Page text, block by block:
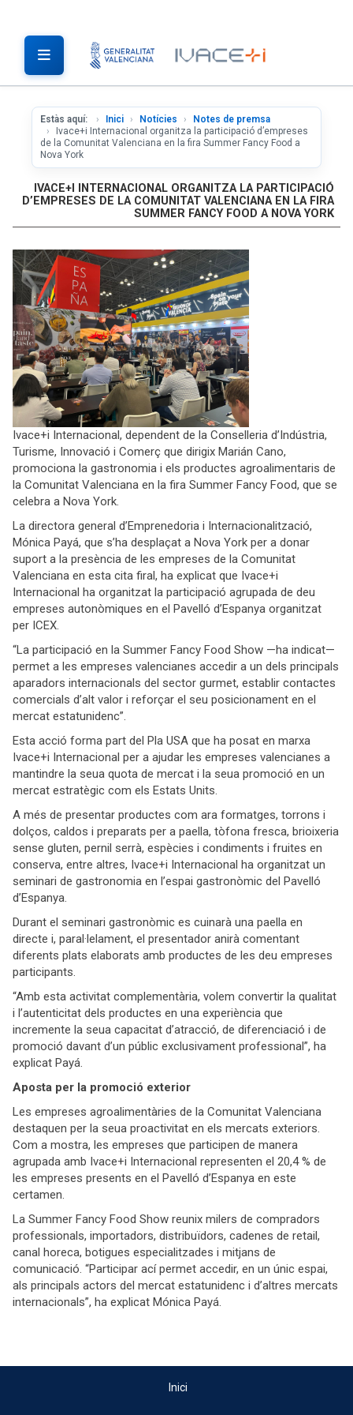
Estàs aquí: Inici Notícies
Notes de premsa
Ivace+i Internacional organitza la participació d’empreses
de la Comunitat Valenciana en la fira Summer Fancy Food a
Nova York
IVACE+I INTERNACIONAL ORGANITZA LA PARTICIPACIÓ
D’EMPRESES DE LA COMUNITAT VALENCIANA EN LA FIRA
SUMMER FANCY FOOD A NOVA YORK
Ivace+i Internacional, dependent de la Conselleria d’Indústria,
Turisme, Innovació i Comerç que dirigix Marián Cano,
promociona la gastronomia i els productes agroalimentaris de
la Comunitat Valenciana en la fira Summer Fancy Food, que se
celebra a Nova York.
La directora general d’Emprenedoria i Internacionalització,
Mónica Payá, que s’ha desplaçat a Nova York per a donar
suport a la presència de les empreses de la Comunitat
Valenciana en esta cita firal, ha explicat que Ivace+i
Internacional ha organitzat la participació agrupada de deu
empreses autonòmiques en el Pavelló d’Espanya organitzat
per ICEX.
“La participació en la Summer Fancy Food Show —ha indicat—
permet a les empreses valencianes accedir a un dels principals
aparadors internacionals del sector gurmet, establir contactes
comercials d’alt valor i reforçar el seu posicionament en el
mercat estatunidenc”.
Esta acció forma part del Pla USA que ha posat en marxa
Ivace+i Internacional per a ajudar les empreses valencianes a
mantindre la seua quota de mercat i la seua promoció en un
mercat estratègic com els Estats Units.
A més de presentar productes com ara formatges, torrons i
dolços, caldos i preparats per a paella, tòfona fresca, brioixeria
sense gluten, pernil serrà, espècies i condiments i fruites en
conserva, entre altres, Ivace+i Internacional ha organitzat un
seminari de gastronomia en l’espai gastronòmic del Pavelló
d’Espanya.
Durant el seminari gastronòmic es cuinarà una paella en
directe i, paral·lelament, el presentador anirà comentant
diferents plats elaborats amb productes de les deu empreses
participants.
“Amb esta activitat complementària, volem convertir la qualitat
i l’autenticitat dels productes en una experiència que
incremente la seua capacitat d’atracció, de diferenciació i de
promoció davant d’un públic exclusivament professional”, ha
explicat Payá.
Aposta per la promoció exterior
Les empreses agroalimentàries de la Comunitat Valenciana
destaquen per la seua proactivitat en els mercats exteriors.
Com a mostra, les empreses que participen de manera
agrupada amb Ivace+i Internacional representen el 20,4 % de
les empreses presents en el Pavelló d’Espanya en este
certamen.
La Summer Fancy Food Show reunix milers de compradors
professionals, importadors, distribuïdors, cadenes de retail,
canal horeca, botigues especialitzades i mitjans de
comunicació. “Participar ací permet accedir, en un únic espai,
als principals actors del mercat estatunidenc i d’altres mercats
internacionals”, ha explicat Mónica Payá.
Inici